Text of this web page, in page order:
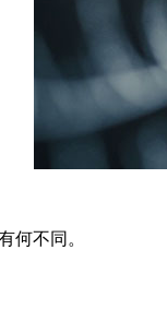
何不同。